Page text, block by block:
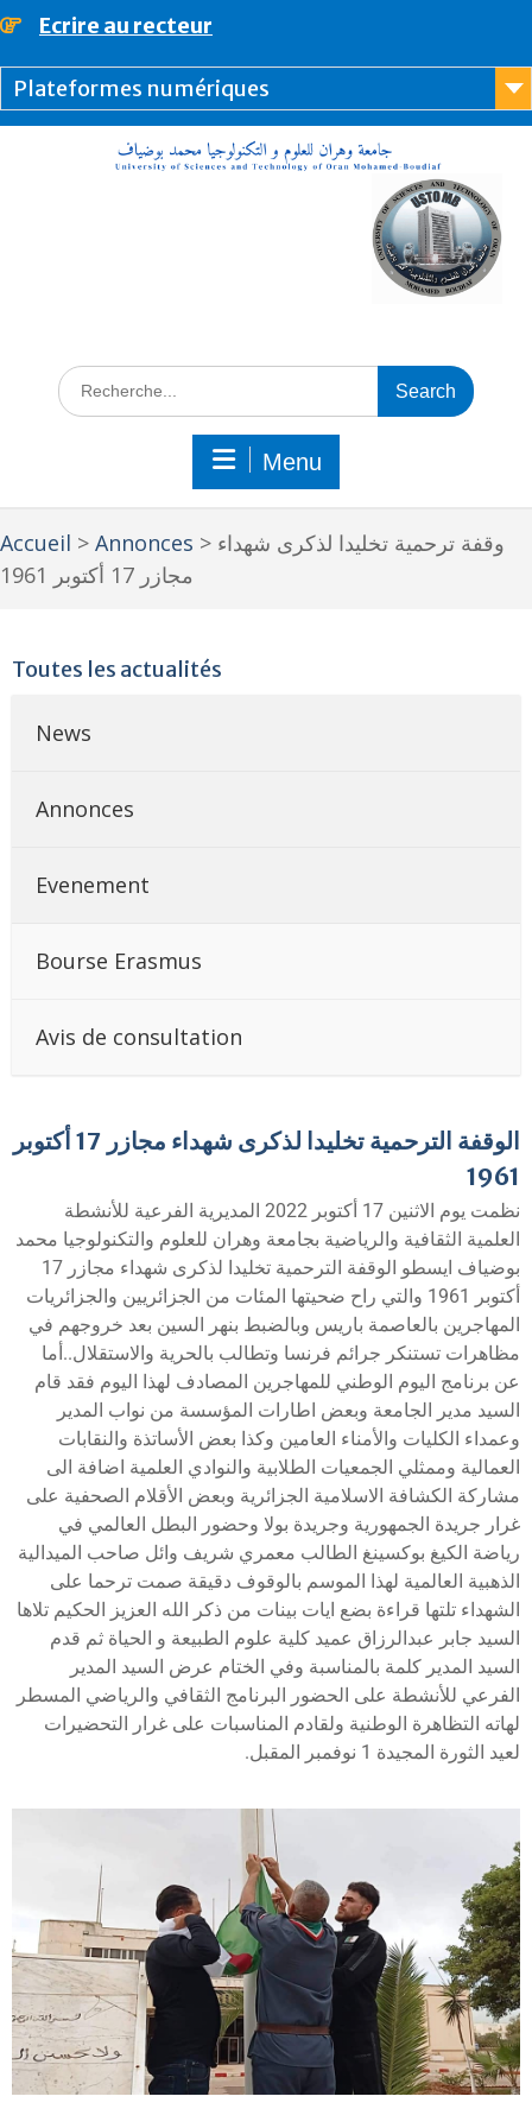
principal
Ecrire au recteur
Plateformes numériques
Menu
Accueil > Annonces > وقفة ترحمية تخليدا لذكرى شهداء
مجازر 17 أكتوبر 1961
Toutes les actualités
News
Annonces
Evenement
Bourse Erasmus
Avis de consultation
الوقفة الترحمية تخليدا لذكرى شهداء مجازر 17 أكتوبر
1961
نظمت يوم الاثنين 17 أكتوبر 2022 المديرية الفرعية للأنشطة
العلمية الثقافية والرياضية بجامعة وهران للعلوم والتكنولوجيا محمد
بوضياف ايسطو الوقفة الترحمية تخليدا لذكرى شهداء مجازر 17
أكتوبر 1961 والتي راح ضحيتها المئات من الجزائريين والجزائريات
المهاجرين بالعاصمة باريس وبالضبط بنهر السين بعد خروجهم في
مظاهرات تستنكر جرائم فرنسا وتطالب بالحرية والاستقلال..أما
عن برنامج اليوم الوطني للمهاجرين المصادف لهذا اليوم فقد قام
السيد مدير الجامعة وبعض اطارات المؤسسة من نواب المدير
وعمداء الكليات والأمناء العامين وكذا بعض الأساتذة والنقابات
العمالية وممثلي الجمعيات الطلابية والنوادي العلمية اضافة الى
مشاركة الكشافة الاسلامية الجزائرية وبعض الأقلام الصحفية على
غرار جريدة الجمهورية وجريدة بولا وحضور البطل العالمي في
رياضة الكيغ بوكسينغ الطالب معمري شريف وائل صاحب الميدالية
الذهبية العالمية لهذا الموسم بالوقوف دقيقة صمت ترحما على
الشهداء تلتها قراءة بضع ايات بينات من ذكر الله العزيز الحكيم تلاها
السيد جابر عبدالرزاق عميد كلية علوم الطبيعة و الحياة ثم قدم
السيد المدير كلمة بالمناسبة وفي الختام عرض السيد المدير
الفرعي للأنشطة على الحضور البرنامج الثقافي والرياضي المسطر
لهاته التظاهرة الوطنية ولقادم المناسبات على غرار التحضيرات
لعيد الثورة المجيدة 1 نوفمبر المقبل.